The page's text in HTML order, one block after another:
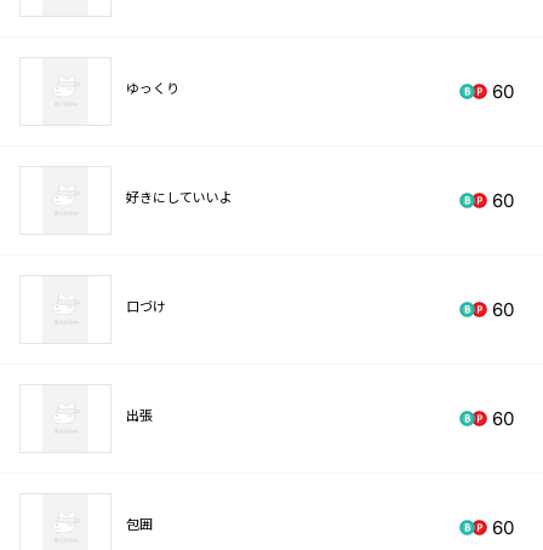
ゆっくり 60
好きにしていいよ 60
口づけ 60
出張 60
包囲 60